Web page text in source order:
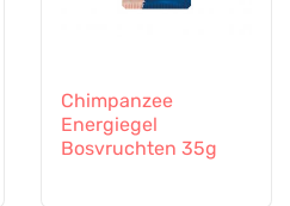
Chimpanzee
Energiegel
Bosvruchten 35g